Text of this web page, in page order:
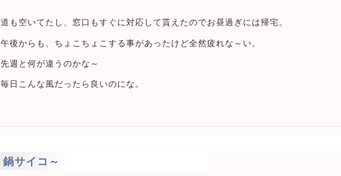
道も空いてたし、窓口もすぐに対応して貰えたのでお昼過ぎには帰宅。
午後からも、ちょこちょこする事があったけど全然疲れな～い。
先週と何が違うのかな～
毎日こんな風だったら良いのにな。
鍋サイコ～